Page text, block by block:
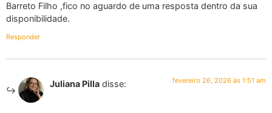
Barreto Filho ,fico no aguardo de uma resposta dentro da sua
disponibilidade.
Responder
Juliana Pilla disse: fevereiro 26, 2026 às 1:51 am